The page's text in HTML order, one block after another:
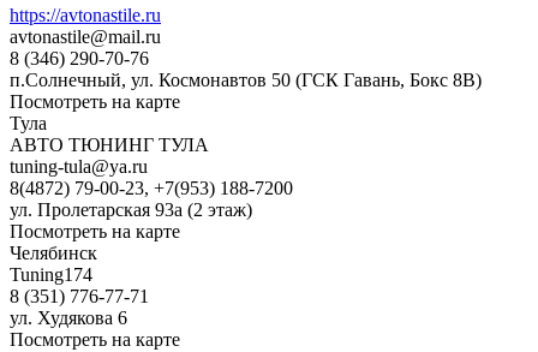
https://avtonastile.ru
avtonastile@mail.ru
8 (346) 290-70-76
п.Солнечный, ул. Космонавтов 50 (ГСК Гавань, Бокс 8В)
Посмотреть на карте
Тула
АВТО ТЮНИНГ ТУЛА
tuning-tula@ya.ru
8(4872) 79-00-23, +7(953) 188-7200
ул. Пролетарская 93а (2 этаж)
Посмотреть на карте
Челябинск
Tuning174
8 (351) 776-77-71
ул. Худякова 6
Посмотреть на карте